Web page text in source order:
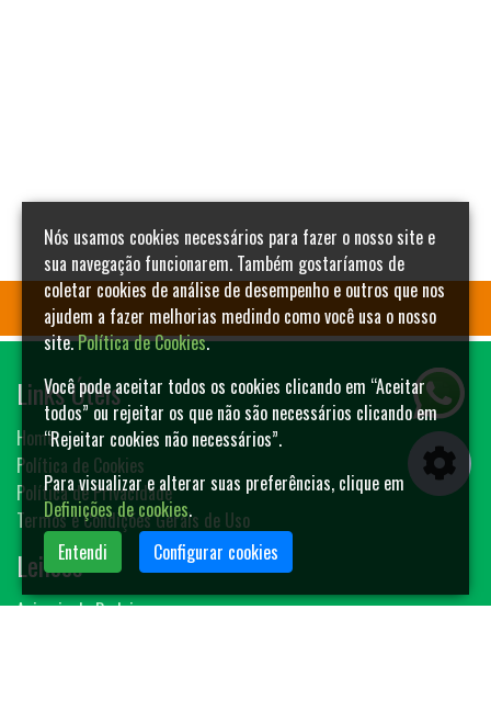
Links Úteis
Home
Política de Cookies
Política de Privacidade
Termos e Condições Gerais de Uso
Leilões
Animais de Rodeio
Nós usamos cookies necessários para fazer o nosso site e
sua navegação funcionarem. Também gostaríamos de
coletar cookies de análise de desempenho e outros que nos
ajudem a fazer melhorias medindo como você usa o nosso
site.Política de Cookies.
Você pode aceitar todos os cookies clicando em “Aceitar
todos” ou rejeitar os que não são necessários clicando em
“Rejeitar cookies não necessários”.
Para visualizar e alterar suas preferências, clique em
Definições de cookies.
Entendi
Configurar cookies